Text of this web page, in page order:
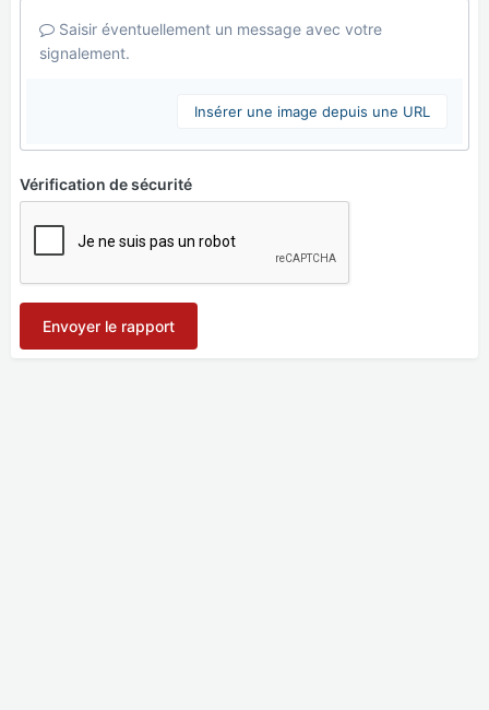
Saisir éventuellement un message avec votre
signalement.
Insérer une image depuis une URL
Vérification de sécurité
Envoyer le rapport